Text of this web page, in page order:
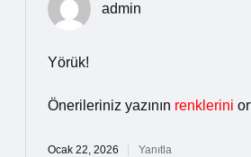
admin
Yörük!
Önerileriniz yazının renklerini
Ocak 22, 2026 Yanıtla